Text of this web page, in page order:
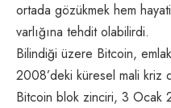
ortada gözükmek hem
varlığına tehdit olabilirdi.
Bilindiği üzere Bitcoin,
2008’deki küresel mali kriz
Bitcoin blok zinciri, 3 Ocak